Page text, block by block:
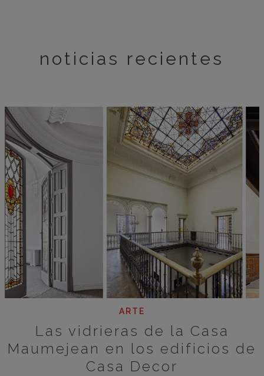
noticias recientes
ARTE
Las vidrieras de la Casa
Maumejean en los edificios de
Casa Decor